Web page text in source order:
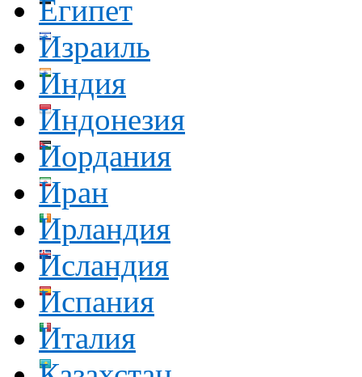
Египет
Израиль
Индия
Индонезия
Иордания
Иран
Ирландия
Исландия
Испания
Италия